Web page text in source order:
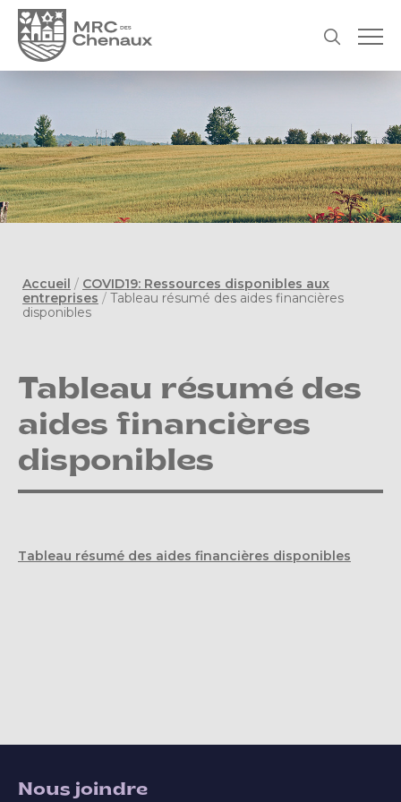
Accueil / COVID19: Ressources disponibles aux
entreprises / Tableau résumé des aides financières
disponibles
Tableau résumé des
aides financières
disponibles
Tableau résumé des aides financières disponibles
Nous joindre